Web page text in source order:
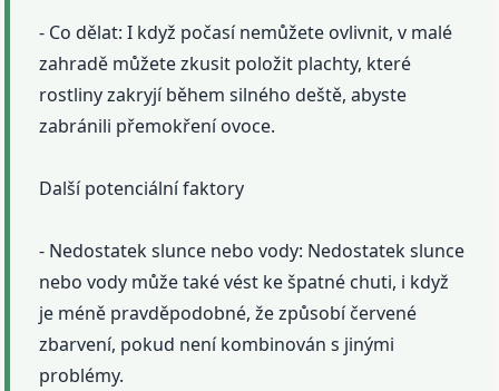
- Co dělat: I když počasí nemůžete ovlivnit, v malé
zahradě můžete zkusit položit plachty, které
rostliny zakryjí během silného deště, abyste
zabránili přemokření ovoce.
Další potenciální faktory
- Nedostatek slunce nebo vody: Nedostatek slunce
nebo vody může také vést ke špatné chuti, i když
je méně pravděpodobné, že způsobí červené
zbarvení, pokud není kombinován s jinými
problémy.